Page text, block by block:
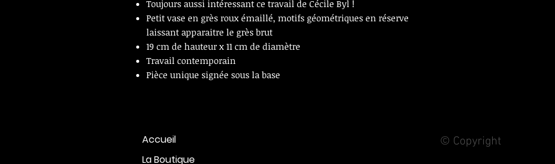
Toujours aussi intéressant ce travail de Cécile Byl !
Petit vase en grès roux émaillé, motifs géométriques en réserve
laissant apparaitre le grès brut
19 cm de hauteur x 11 cm de diamètre
Travail contemporain
Pièce unique signée sous la base
Accueil
La Boutique
© Copyright